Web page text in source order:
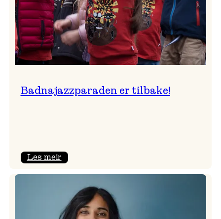
Badnajazzparaden er tilbake!
Les meir:
tilbake!